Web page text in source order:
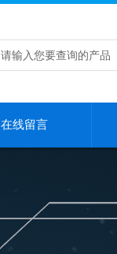
在线留言